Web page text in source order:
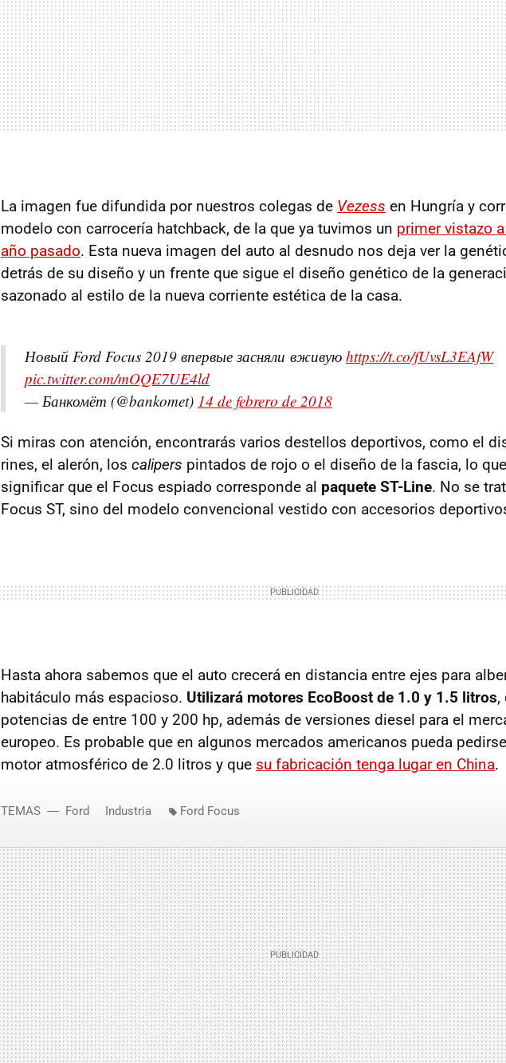
La imagen fue difundida por nuestros colegas de Vezess en Hungría y
modelo con carrocería hatchback, de la que ya tuvimos un primer vistazo
año pasado. Esta nueva imagen del auto al desnudo nos deja ver la
detrás de su diseño y un frente que sigue el diseño genético de la
sazonado al estilo de la nueva corriente estética de la casa.
Новый Ford Focus 2019 впервые засняли вживую https://t.co/fUvsL3EAfW
pic.twitter.com/mOQE7UE4ld
— Банкомёт (@bankomet) 14 de febrero de 2018
Si miras con atención, encontrarás varios destellos deportivos, como el
rines, el alerón, los calipers pintados de rojo o el diseño de la fascia, lo
significar que el Focus espiado corresponde al paquete ST-Line. No se
Focus ST, sino del modelo convencional vestido con accesorios
Hasta ahora sabemos que el auto crecerá en distancia entre ejes para
habitáculo más espacioso. Utilizará motores EcoBoost de 1.0 y 1.5 litros,
potencias de entre 100 y 200 hp, además de versiones diesel para el
europeo. Es probable que en algunos mercados americanos pueda
motor atmosférico de 2.0 litros y que su fabricación tenga lugar en China.
TEMAS Ford Industria Ford Focus